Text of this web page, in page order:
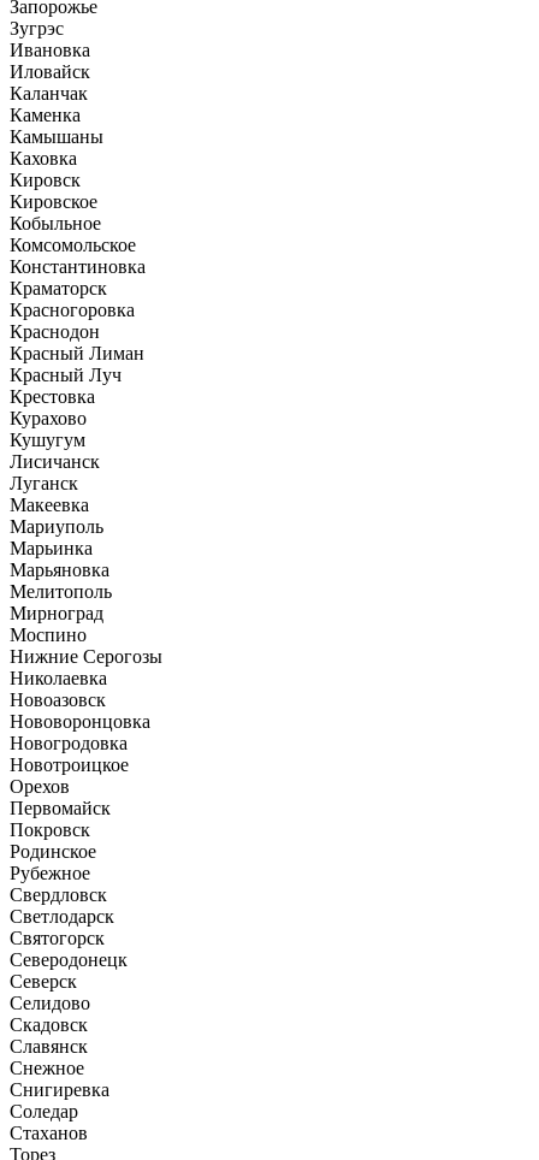
Запорожье
Зугрэс
Ивановка
Иловайск
Каланчак
Каменка
Камышаны
Каховка
Кировск
Кировское
Кобыльное
Комсомольское
Константиновка
Краматорск
Красногоровка
Краснодон
Красный Лиман
Красный Луч
Крестовка
Курахово
Кушугум
Лисичанск
Луганск
Макеевка
Мариуполь
Марьинка
Марьяновка
Мелитополь
Мирноград
Моспино
Нижние Серогозы
Николаевка
Новоазовск
Нововоронцовка
Новогродовка
Новотроицкое
Орехов
Первомайск
Покровск
Родинское
Рубежное
Свердловск
Светлодарск
Святогорск
Северодонецк
Северск
Селидово
Скадовск
Славянск
Снежное
Снигиревка
Соледар
Стаханов
Торез